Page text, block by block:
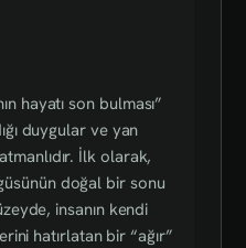
hayatı son bulması”
duygular ve yan
İlk olarak,
doğal bir sonu
insanın kendi
hatırlatan bir “ağır”